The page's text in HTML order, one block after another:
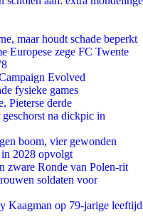
maar houdt schade beperkt
Europese zege FC Twente
Evolved
fysieke games
Pieterse derde
na dickpic in
boom, vier gewonden
2028 opvolgt
zware Ronde van Polen-rit
soldaten voor
Kaagman op 79-jarige leeftijd